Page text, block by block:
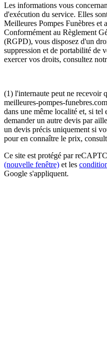
Les informations vous
d'exécution du service. Elles
Meilleures Pompes Funèbres et
Conformément au Règlement
(RGPD), vous disposez d'un
suppression et de portabilité de
exercer vos droits, consultez
(1) l'internaute peut ne recevoir
meilleures-pompes-
dans une même localité et, si tel
demander un autre devis par
un devis précis uniquement si
pour en connaître le prix,
Ce site est protégé par
(nouvelle fenêtre) et les
Google s'appliquent.